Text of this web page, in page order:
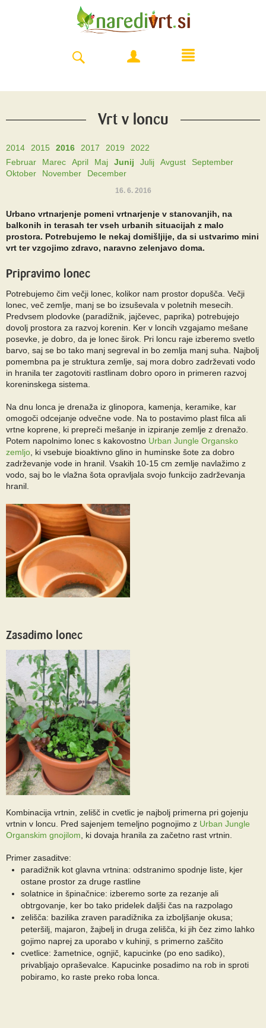
Vrt v loncu
2014 2015 2016 2017 2019
2022
Februar
Marec April Maj Junij Julij Avgust
September
Oktober
November December
16. 6. 2016
Urbano vrtnarjenje pomeni vrtnarjenje v stanovanjih, na
balkonih in terasah ter vseh urbanih situacijah z malo
prostora. Potrebujemo le nekaj domišljije, da si ustvarimo mini
vrt ter vzgojimo zdravo, naravno zelenjavo doma.
Pripravimo lonec
Potrebujemo čim večji lonec, kolikor nam prostor dopušča. Večji
lonec, več zemlje, manj se bo izsuševala v poletnih mesecih.
Predvsem plodovke (paradižnik, jajčevec, paprika) potrebujejo
dovolj prostora za razvoj korenin. Ker v loncih vzgajamo mešane
posevke, je dobro, da je lonec širok. Pri loncu raje izberemo svetlo
barvo, saj se bo tako manj segreval in bo zemlja manj suha. Najbolj
pomembna pa je struktura zemlje, saj mora dobro zadrževati vodo
in hranila ter zagotoviti rastlinam dobro oporo in primeren razvoj
koreninskega sistema.
Na dnu lonca je drenaža iz glinopora, kamenja, keramike, kar
omogoči odcejanje odvečne vode. Na to postavimo plast filca ali
vrtne koprene, ki prepreči mešanje in izpiranje zemlje z drenažo.
Potem napolnimo lonec s kakovostno Urban Jungle Organsko
zemljo , ki vsebuje bioaktivno glino in huminske šote za dobro
zadrževanje vode in hranil. Vsakih 10-15 cm zemlje navlažimo z
vodo, saj bo le vlažna šota opravljala svojo funkcijo zadrževanja
hranil.
Zasadimo lonec
Kombinacija vrtnin, zelišč in cvetlic je najbolj primerna pri gojenju
vrtnin v loncu. Pred sajenjem temeljno pognojimo z Urban Jungle
Organskim gnojilom , ki dovaja hranila za začetno rast vrtnin.
Primer zasaditve:
paradižnik kot glavna vrtnina: odstranimo spodnje liste, kjer
ostane prostor za druge rastline
solatnice in špinačnice: izberemo sorte za rezanje ali
obtrgovanje, ker bo tako pridelek daljši čas na razpolago
zelišča: bazilika zraven paradižnika za izboljšanje okusa;
peteršilj, majaron, žajbelj in druga zelišča, ki jih čez zimo lahko
gojimo naprej za uporabo v kuhinji, s primerno zaščito
cvetlice: žametnice, ognjič, kapucinke (po eno sadiko),
privabljajo opraševalce. Kapucinke posadimo na rob in sproti
pobiramo, ko raste preko roba lonca.